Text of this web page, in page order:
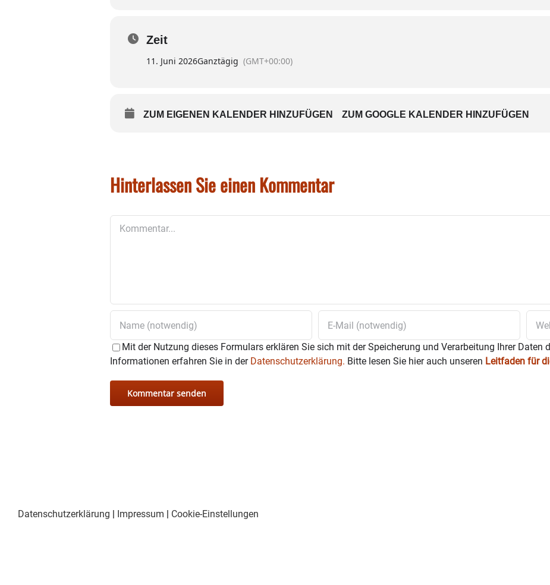
Zeit
11. Juni 2026Ganztägig (GMT+00:00)
ZUM EIGENEN KALENDER HINZUFÜGEN ZUM GOOGLE KALENDER HINZUFÜGEN
Hinterlassen Sie einen Kommentar
Mit der Nutzung dieses Formulars erklären Sie sich mit der Speicherung und Verarbeitung Ihrer Daten
Informationen erfahren Sie in der Datenschutzerklärung. Bitte lesen Sie hier auch unseren Leitfaden für
Datenschutzerklärung | Impressum | Cookie-Einstellungen